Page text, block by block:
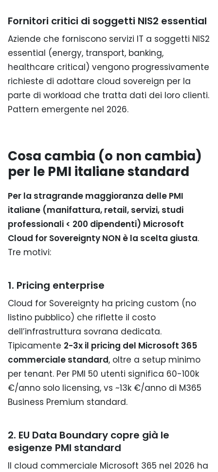
Fornitori critici di soggetti NIS2 essential
Aziende che forniscono servizi IT a soggetti NIS2
essential (energy, transport, banking,
healthcare critical) vengono progressivamente
richieste di adottare cloud sovereign per la
parte di workload che tratta dati dei loro clienti.
Pattern emergente nel 2026.
Cosa cambia (o non cambia)
per le PMI italiane standard
Per la stragrande maggioranza delle PMI
italiane (manifattura, retail, servizi, studi
professionali < 200 dipendenti) Microsoft
Cloud for Sovereignty NON è la scelta giusta.
Tre motivi:
1. Pricing enterprise
Cloud for Sovereignty ha pricing custom (no
listino pubblico) che riflette il costo
dell’infrastruttura sovrana dedicata.
Tipicamente 2-3x il pricing del Microsoft 365
commerciale standard, oltre a setup minimo
per tenant. Per PMI 50 utenti significa 60-100k
€/anno solo licensing, vs ~13k €/anno di M365
Business Premium standard.
2. EU Data Boundary copre già le
esigenze PMI standard
Il cloud commerciale Microsoft 365 nel 2026 ha